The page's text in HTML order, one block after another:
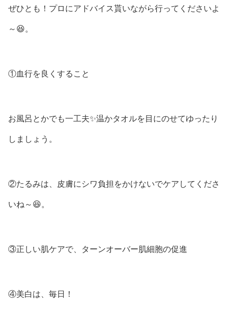
ぜひとも！プロにアドバイス貰いながら行ってくださいよ
～😆。
①血行を良くすること
お風呂とかでも一工夫✨温かタオルを目にのせてゆったり
しましょう。
②たるみは、皮膚にシワ負担をかけないでケアしてくださ
いね～😆。
③正しい肌ケアで、ターンオーバー肌細胞の促進
④美白は、毎日！